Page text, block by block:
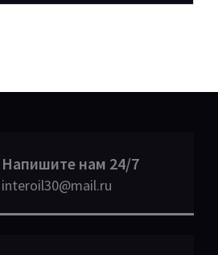
Напишите нам 24/7
interoil30@mail.ru